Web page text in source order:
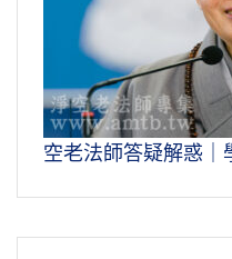
空老法師答疑解惑｜